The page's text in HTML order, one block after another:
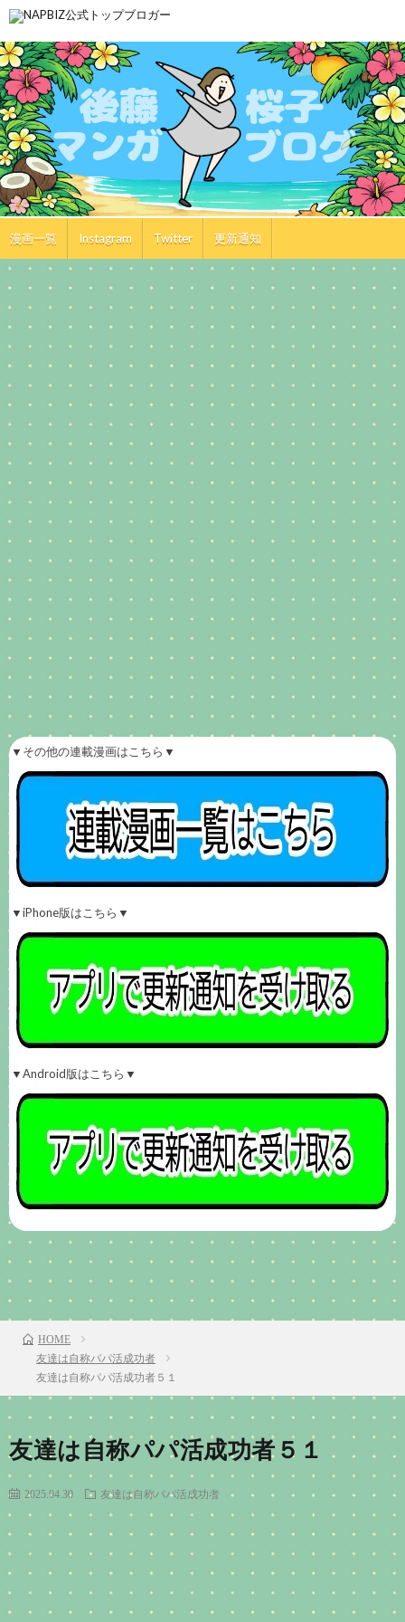
漫画一覧 Instagram Twitter 更新通知
▼その他の連載漫画はこちら▼
▼iPhone版はこちら▼
▼Android版はこちら▼
前のお話 TOP 次のお話
HOME
友達は自称パパ活成功者
友達は自称パパ活成功者５１
友達は自称パパ活成功者５１
2025.04.30 友達は自称パパ活成功者